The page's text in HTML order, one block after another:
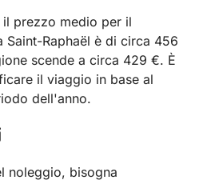
prezzo medio per il
Saint-Raphaël è di circa 456
scende a circa 429 €. È
il viaggio in base al
dell'anno.
noleggio, bisogna